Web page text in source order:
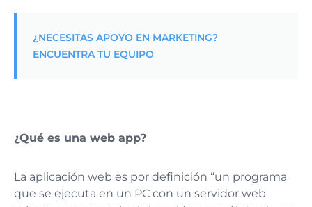
¿NECESITAS APOYO EN MARKETING?
ENCUENTRA TU EQUIPO
¿Qué es una web app?
La aplicación web es por definición “un programa
que se ejecuta en un PC con un servidor web